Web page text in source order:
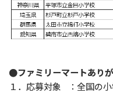
●ファミリーマートあり
１．応募対象 ：全国の